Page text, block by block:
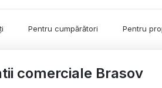
Pentru cumpărători Pentru
comerciale Brasov